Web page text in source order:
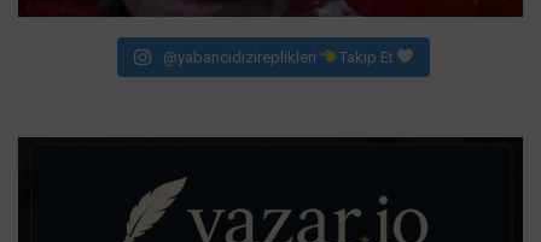
@yabancidizireplikleri Takip Et